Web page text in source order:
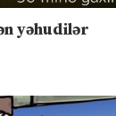
yəhudilər